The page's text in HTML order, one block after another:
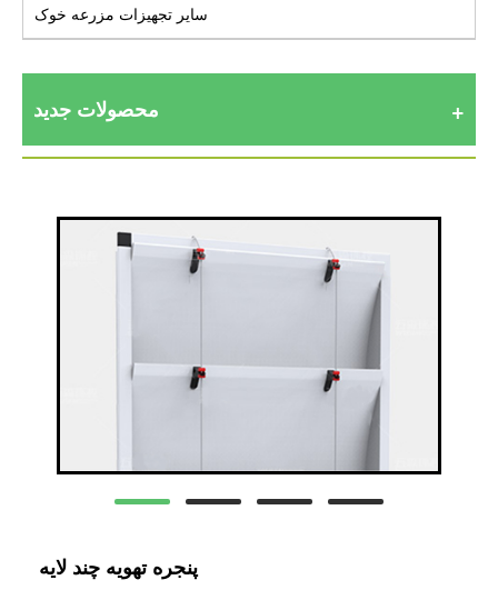
سایر تجهیزات مزرعه خوک
محصولات جدید
پنجره تهویه چند لایه